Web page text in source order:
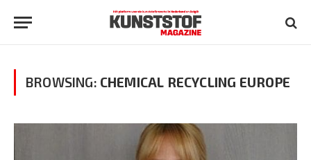
BROWSING: CHEMICAL RECYCLING EUROPE